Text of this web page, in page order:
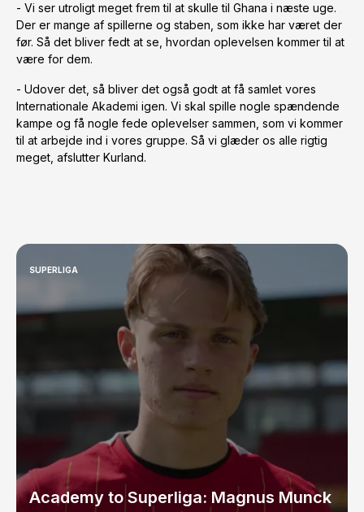
- Vi ser utroligt meget frem til at skulle til Ghana i næste uge.
Der er mange af spillerne og staben, som ikke har været der
før. Så det bliver fedt at se, hvordan oplevelsen kommer til at
være for dem.
- Udover det, så bliver det også godt at få samlet vores
Internationale Akademi igen. Vi skal spille nogle spændende
kampe og få nogle fede oplevelser sammen, som vi kommer
til at arbejde ind i vores gruppe. Så vi glæder os alle rigtig
meget, afslutter Kurland.
SUPERLIGA
Academy to Superliga: Magnus Munck